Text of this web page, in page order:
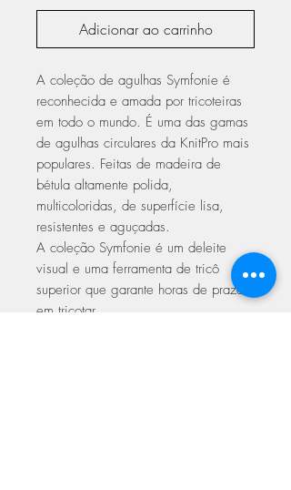
Adicionar ao carrinho
A coleção de agulhas Symfonie é
reconhecida e amada por tricoteiras
em todo o mundo. É uma das gamas
de agulhas circulares da KnitPro mais
populares. Feitas de madeira de
bétula altamente polida,
multicoloridas, de superfície lisa,
resistentes e aguçadas.
A coleção Symfonie é um deleite
visual e uma ferramenta de tricô
superior que garante horas de prazer
em tricotar.